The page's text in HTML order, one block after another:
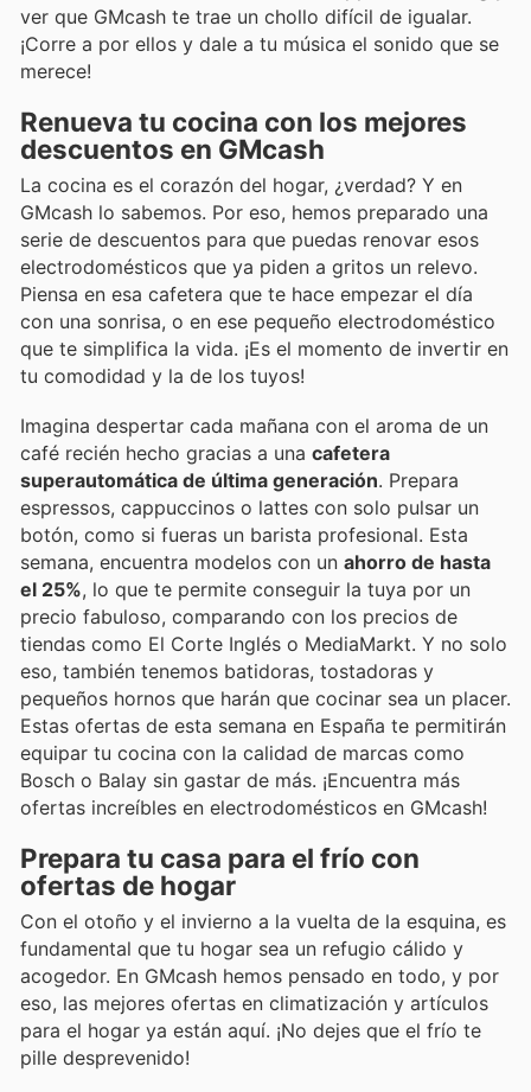
ver que GMcash te trae un chollo difícil de igualar.
¡Corre a por ellos y dale a tu música el sonido que se
merece!
Renueva tu cocina con los mejores
descuentos en GMcash
La cocina es el corazón del hogar, ¿verdad? Y en
GMcash lo sabemos. Por eso, hemos preparado una
serie de descuentos para que puedas renovar esos
electrodomésticos que ya piden a gritos un relevo.
Piensa en esa cafetera que te hace empezar el día
con una sonrisa, o en ese pequeño electrodoméstico
que te simplifica la vida. ¡Es el momento de invertir en
tu comodidad y la de los tuyos!
Imagina despertar cada mañana con el aroma de un
café recién hecho gracias a una cafetera
superautomática de última generación. Prepara
espressos, cappuccinos o lattes con solo pulsar un
botón, como si fueras un barista profesional. Esta
semana, encuentra modelos con un ahorro de hasta
el 25%, lo que te permite conseguir la tuya por un
precio fabuloso, comparando con los precios de
tiendas como El Corte Inglés o MediaMarkt. Y no solo
eso, también tenemos batidoras, tostadoras y
pequeños hornos que harán que cocinar sea un placer.
Estas ofertas de esta semana en España te permitirán
equipar tu cocina con la calidad de marcas como
Bosch o Balay sin gastar de más. ¡Encuentra más
ofertas increíbles en electrodomésticos en GMcash!
Prepara tu casa para el frío con
ofertas de hogar
Con el otoño y el invierno a la vuelta de la esquina, es
fundamental que tu hogar sea un refugio cálido y
acogedor. En GMcash hemos pensado en todo, y por
eso, las mejores ofertas en climatización y artículos
para el hogar ya están aquí. ¡No dejes que el frío te
pille desprevenido!